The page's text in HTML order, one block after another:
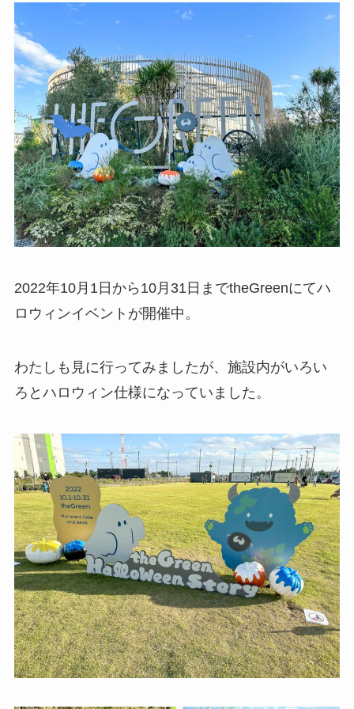
2022年10月1日から10月31日までtheGreenにてハ
ロウィンイベントが開催中。
わたしも見に行ってみましたが、施設内がいろい
ろとハロウィン仕様になっていました。